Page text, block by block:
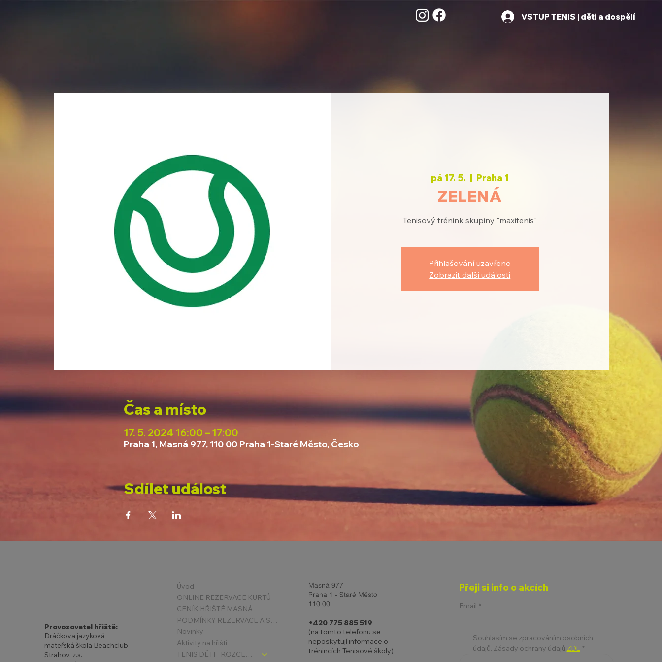
VSTUP TENIS | děti a dospělí
pá 17. 5.
  |
Praha 1
ZELENÁ
Tenisový trénink skupiny "maxitenis"
Přihlašování uzavřeno
Zobrazit další události
Čas a místo
17. 5. 2024 16:00 – 17:00
Praha 1, Masná 977, 110 00 Praha 1-Staré Město, Česko
Sdílet událost
Provozovatel hřiště:
Dráčkova jazyková
mateřská škola Beachclub
Strahov, z.s.
Úvod
ONLINE REZERVACE KURTŮ
CENÍK HŘIŠTĚ MASNÁ
PODMÍNKY REZERVACE A STORNA
Novinky
Aktivity na hřišti
TENIS DĚTI - ROZCESTNÍK
Masná 977
Praha 1 - Staré Město
110 00
+420 775 885 519
(na tomto telefonu se
neposkytují informace o
trénincích Tenisové školy)
Přeji si info o akcích
Email *
Souhlasím se zpracováním osobních
údajů. Zásady ochrany údajů ZDE *